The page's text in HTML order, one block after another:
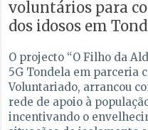
voluntários para
dos idosos em
O projecto “O Filho da
5G Tondela em parceria
Voluntariado, arrancou
rede de apoio à
incentivando o